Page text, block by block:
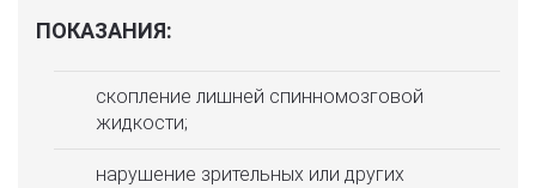
ПОКАЗАНИЯ:
скопление лишней спинномозговой
жидкости;
нарушение зрительных или других